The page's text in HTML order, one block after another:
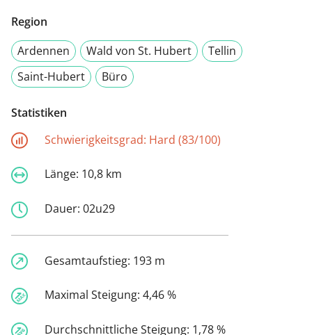
Region
Ardennen
Wald von St. Hubert
Tellin
Saint-Hubert
Büro
Statistiken
Schwierigkeitsgrad: Hard (83/100)
Länge: 10,8 km
Dauer: 02u29
Gesamtaufstieg: 193 m
Maximal Steigung: 4,46 %
Durchschnittliche Steigung: 1,78 %